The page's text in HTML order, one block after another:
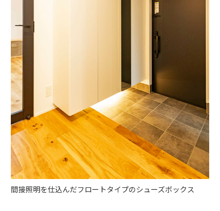
間接照明を仕込んだフロートタイプのシューズボックス